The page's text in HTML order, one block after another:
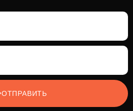
ОТПРАВИТЬ